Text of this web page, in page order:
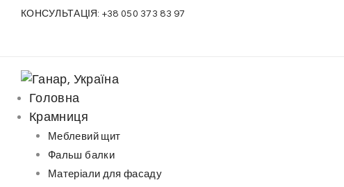
КОНСУЛЬТАЦІЯ: +38 050 373 83 97
Головна
Крамниця
Меблевий щит
Фальш балки
Матеріали для фасаду